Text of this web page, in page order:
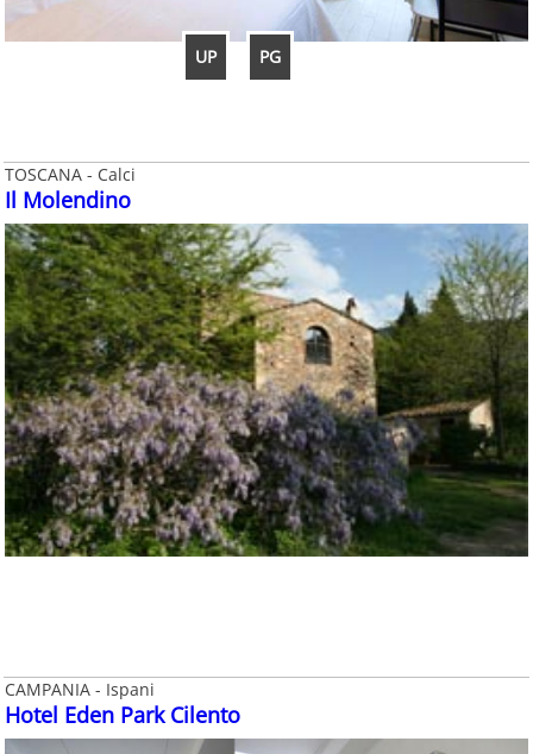
UP PG
TOSCANA - Calci
Il Molendino
CAMPANIA - Ispani
Hotel Eden Park Cilento